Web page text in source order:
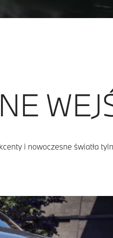
i nowoczesne światła